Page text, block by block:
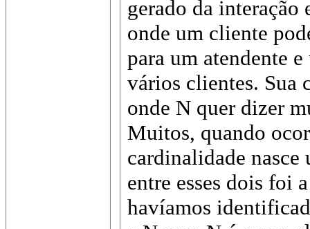
gerado da interação
onde um cliente
para um atendente
vários clientes. Sua
onde N quer dizer
Muitos, quando
cardinalidade nasce
entre esses dois foi
havíamos